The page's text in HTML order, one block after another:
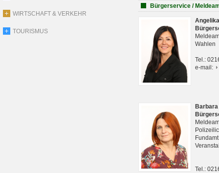
WIRTSCHAFT & VERKEHR
TOURISMUS
Bürgerservice /
Wahlen
Tel.:
e-mail:
Tel.: